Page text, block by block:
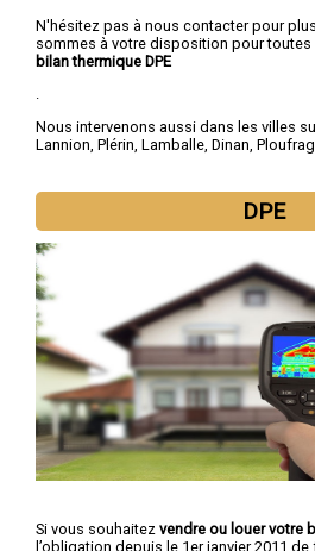
N'hésitez pas à nous contacter pour
sommes à votre disposition pour toutes
bilan thermique DPE
.
Nous intervenons aussi dans les villes
Lannion, Plérin, Lamballe, Dinan,
DPE
Si vous souhaitez vendre ou louer votre
l’obligation depuis le 1er janvier 2011